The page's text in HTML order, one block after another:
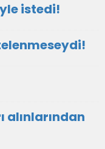
istedi!
alınlarından